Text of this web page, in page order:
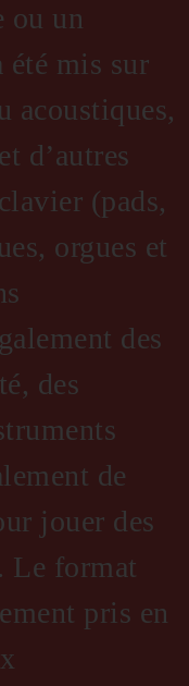
ou un
été mis sur
acoustiques,
d’autres
(pads,
orgues et
des
des
de
jouer des
Le format
pris en